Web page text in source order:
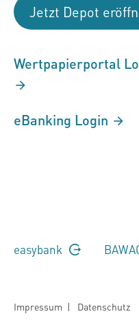
Jetzt Depot
Wertpapierportal
eBanking Login
easybank
Impressum | Datenschutz